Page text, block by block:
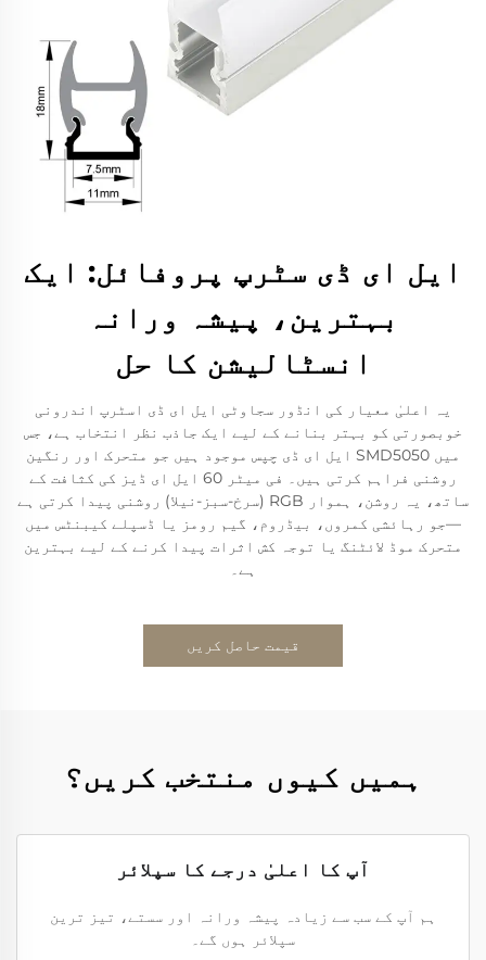
ایل ای ڈی سٹرپ پروفائل: ایک
بہترین، پیشہ ورانہ
انسٹالیشن کا حل
یہ اعلیٰ معیار کی انڈور سجاوٹی ایل ای ڈی اسٹرپ اندرونی
خوبصورتی کو بہتر بنانے کے لیے ایک جاذب نظر انتخاب ہے، جس
میں SMD5050 ایل ای ڈی چپس موجود ہیں جو متحرک اور رنگین
روشنی فراہم کرتی ہیں۔ فی میٹر 60 ایل ای ڈیز کی کثافت کے
ساتھ، یہ روشن، ہموار RGB (سرخ-سبز-نیلا) روشنی پیدا کرتی ہے
—جو رہائشی کمروں، بیڈروم، گیم رومز یا ڈسپلے کیبنٹس میں
متحرک موڈ لائٹنگ یا توجہ کش اثرات پیدا کرنے کے لیے بہترین
ہے۔
قیمت حاصل کریں
ہمیں کیوں منتخب کریں؟
آپ کا اعلیٰ درجے کا سپلائر
ہم آپ کے سب سے زیادہ پیشہ ورانہ اور سستے، تیز ترین
سپلائر ہوں گے۔